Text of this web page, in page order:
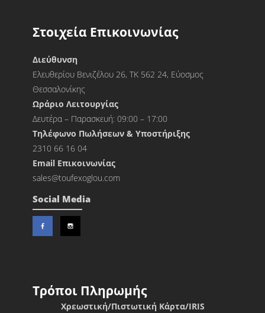
Στοιχεία Επικοινωνίας
Διεύθυνση
Ελευθερίου Βενιζέλου 26, ΤΚ 562 24, Εύοσμος
Θεσσαλονίκης
Ωράριο Λειτουργίας
Δευτέρα – Παρασκευή: 09:00 – 17:00
Τηλέφωνο Πωλήσεων & Υποστήριξης
2310 66 16 04
Εmail Επικοινωνίας
sales@toufexoglou.com
Social Media
Τρόποι Πληρωμής
Χρεωστική/Πιστωτική Κάρτα/IRIS